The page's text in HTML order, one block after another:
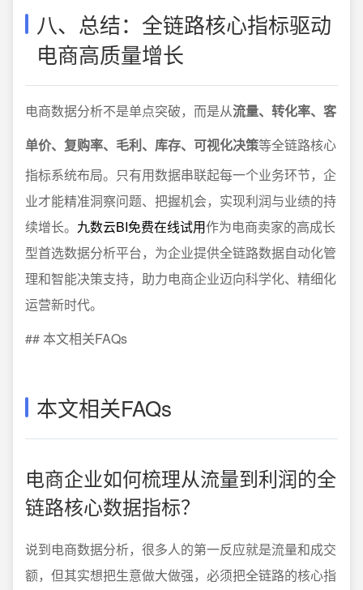
八、总结：全链路核心指标驱动
电商高质量增长
电商数据分析不是单点突破，而是从流量、转化率、客
单价、复购率、毛利、库存、可视化决策等全链路核心
指标系统布局。只有用数据串联起每一个业务环节，企
业才能精准洞察问题、把握机会，实现利润与业绩的持
续增长。 九数云BI免费在线试用作为电商卖家的高成长
型首选数据分析平台，为企业提供全链路数据自动化管
理和智能决策支持，助力电商企业迈向科学化、精细化
运营新时代。
## 本文相关FAQs
本文相关FAQs
电商企业如何梳理从流量到利润的全
链路核心数据指标？
说到电商数据分析，很多人的第一反应就是流量和成交
额，但其实想把生意做大做强，必须把全链路的核心指